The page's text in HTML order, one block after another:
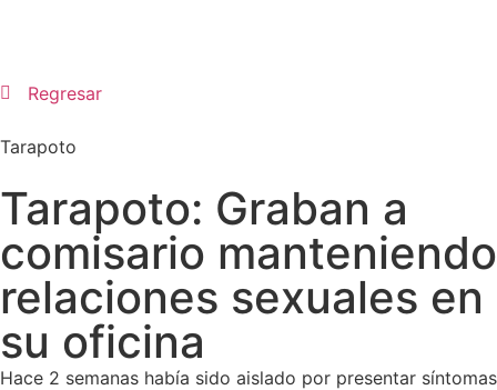
Regresar
Tarapoto
Tarapoto: Graban a
comisario manteniendo
relaciones sexuales en
su oficina
Hace 2 semanas había sido aislado por presentar síntomas